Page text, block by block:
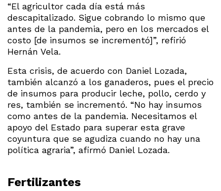
“El agricultor cada día está más
descapitalizado. Sigue cobrando lo mismo que
antes de la pandemia, pero en los mercados el
costo [de insumos se incrementó]”, refirió
Hernán Vela.
Esta crisis, de acuerdo con Daniel Lozada,
también alcanzó a los ganaderos, pues el precio
de insumos para producir leche, pollo, cerdo y
res, también se incrementó. “No hay insumos
como antes de la pandemia. Necesitamos el
apoyo del Estado para superar esta grave
coyuntura que se agudiza cuando no hay una
política agraria”, afirmó Daniel Lozada.
Fertilizantes